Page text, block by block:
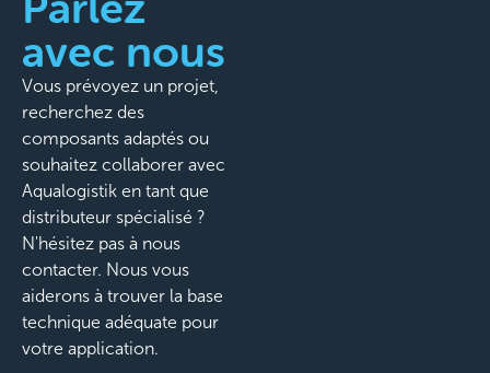
avec nous
Vous prévoyez un projet,
recherchez des
composants adaptés ou
souhaitez collaborer avec
Aqualogistik en tant que
distributeur spécialisé ?
N'hésitez pas à nous
contacter. Nous vous
aiderons à trouver la base
technique adéquate pour
votre application.